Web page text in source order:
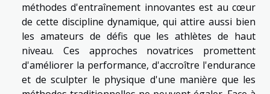
méthodes d'entraînement innovantes est au cœur
de cette discipline dynamique, qui attire aussi bien
les amateurs de défis que les athlètes de haut
niveau. Ces approches novatrices promettent
d'améliorer la performance, d'accroître l'endurance
et de sculpter le physique d'une manière que les